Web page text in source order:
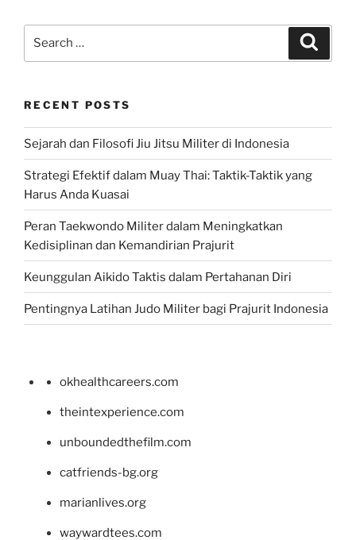
RECENT POSTS
Sejarah dan Filosofi Jiu Jitsu Militer di Indonesia
Strategi Efektif dalam Muay Thai: Taktik-Taktik yang
Harus Anda Kuasai
Peran Taekwondo Militer dalam Meningkatkan
Kedisiplinan dan Kemandirian Prajurit
Keunggulan Aikido Taktis dalam Pertahanan Diri
Pentingnya Latihan Judo Militer bagi Prajurit Indonesia
okhealthcareers.com
theintexperience.com
unboundedthefilm.com
catfriends-bg.org
marianlives.org
waywardtees.com